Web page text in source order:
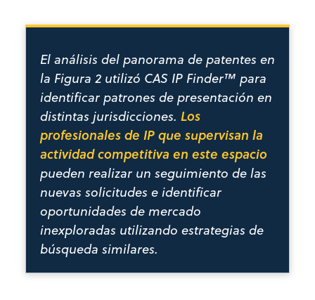
El análisis del panorama de patentes en
la Figura 2 utilizó CAS IP Finder™ para
identificar patrones de presentación en
distintas jurisdicciones. Los
profesionales de IP que supervisan la
actividad competitiva en este espacio
pueden realizar un seguimiento de las
nuevas solicitudes e identificar
oportunidades de mercado
inexploradas utilizando estrategias de
búsqueda similares.